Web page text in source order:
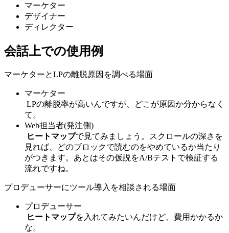
マーケター
デザイナー
ディレクター
会話上での使用例
マーケターとLPの離脱原因を調べる場面
マーケター
LPの離脱率が高いんですが、どこが原因か分からなく
て。
Web担当者(発注側)
ヒートマップで見てみましょう。スクロールの深さを
見れば、どのブロックで読むのをやめているか当たり
がつきます。あとはその仮説をA/Bテストで検証する
流れですね。
プロデューサーにツール導入を相談される場面
プロデューサー
ヒートマップを入れてみたいんだけど、費用かかるか
な。